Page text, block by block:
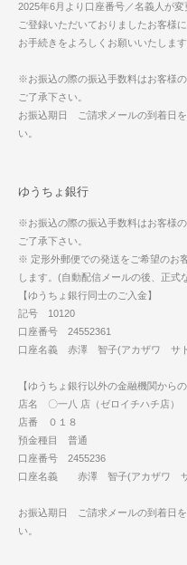
2025年6月より口座番号／名義人が変
ご登録いただいておりましたお客様
お手続きをよろしくお願いいたします
※お振込の際の振込手数料はお客様の
ご了承下さい。
お振込期日 ご請求メールの到着日
い。
ゆうちょ銀行
※お振込の際の振込手数料はお客様の
ご了承下さい。
※ 定形外郵便での発送をご希望のお
します。(自動配信メールの後、正
【ゆうちょ銀行同士のご入金】
記号 10120
口座番号 24552361
口座名義 赤澤 智子(アカザワ サト
【ゆうちょ銀行以外の金融機関からの
店名 〇一八 店（ゼロイチハチ店）
店番 ０１８
預金種目 普通
口座番号 2455236
口座名義 赤澤 智子(アカザワ サ
お振込期日 ご請求メールの到着日
い。